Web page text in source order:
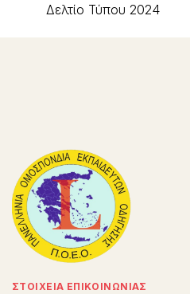
Δελτίο Τύπου 2024
ΣΤΟΙΧΕΙΑ ΕΠΙΚΟΙΝΩΝΙΑΣ